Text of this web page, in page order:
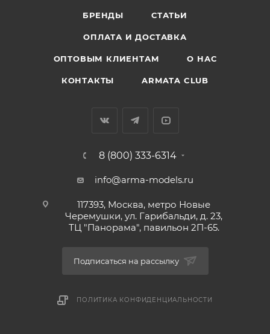
БРЕНДЫ СТАТЬИ
ОПЛАТА И ДОСТАВКА
ОПТОВЫМ КЛИЕНТАМ О НАС
КОНТАКТЫ ARMATA CLUB
8 (800) 333-6314
info@arma-models.ru
117393, Москва, метро Новые
Черемушки, ул. Гарибальди, д. 23,
ТЦ "Панорама", павильон 2П-65.
Подписаться на рассылку
ПОЛИТИКА КОНФИДЕНЦИАЛЬНОСТИ